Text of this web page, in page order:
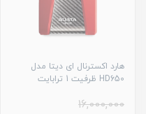
هارد اکسترنال ای دیتا مدل
HD650 ظرفیت 1 ترابایت
16,000,000